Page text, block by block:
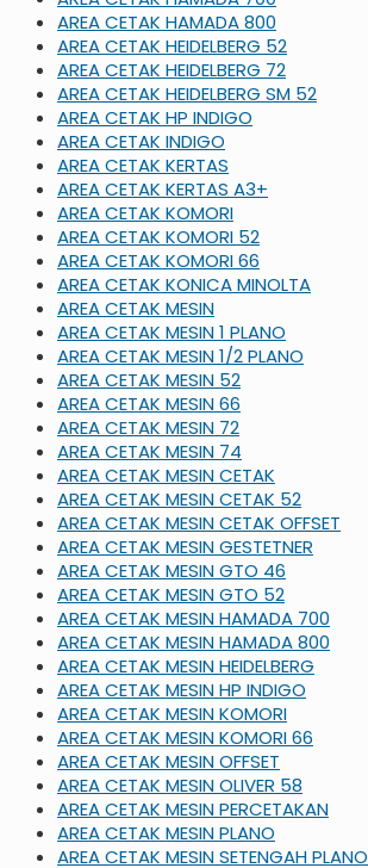
AREA CETAK HAMADA 800
AREA CETAK HEIDELBERG 52
AREA CETAK HEIDELBERG 72
AREA CETAK HEIDELBERG SM 52
AREA CETAK HP INDIGO
AREA CETAK INDIGO
AREA CETAK KERTAS
AREA CETAK KERTAS A3+
AREA CETAK KOMORI
AREA CETAK KOMORI 52
AREA CETAK KOMORI 66
AREA CETAK KONICA MINOLTA
AREA CETAK MESIN
AREA CETAK MESIN 1 PLANO
AREA CETAK MESIN 1/2 PLANO
AREA CETAK MESIN 52
AREA CETAK MESIN 66
AREA CETAK MESIN 72
AREA CETAK MESIN 74
AREA CETAK MESIN CETAK
AREA CETAK MESIN CETAK 52
AREA CETAK MESIN CETAK OFFSET
AREA CETAK MESIN GESTETNER
AREA CETAK MESIN GTO 46
AREA CETAK MESIN GTO 52
AREA CETAK MESIN HAMADA 700
AREA CETAK MESIN HAMADA 800
AREA CETAK MESIN HEIDELBERG
AREA CETAK MESIN HP INDIGO
AREA CETAK MESIN KOMORI
AREA CETAK MESIN KOMORI 66
AREA CETAK MESIN OFFSET
AREA CETAK MESIN OLIVER 58
AREA CETAK MESIN PERCETAKAN
AREA CETAK MESIN PLANO
AREA CETAK MESIN SETENGAH PLANO